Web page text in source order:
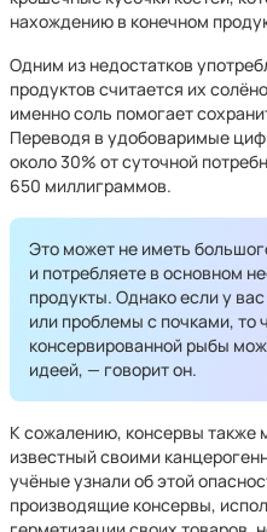
нахождению в конечном
Одним из недостатков
продуктов считается их
именно соль помогает
Переводя в удобоваримые
около 30% от суточной
650 миллиграммов.
Это может не иметь
и потребляете в основном
продукты. Однако если у
или проблемы с почками, то
консервированной рыбы
идеей, — говорит он.
К сожалению, консервы также
известный своими
учёные узнали об этой
производящие консервы,